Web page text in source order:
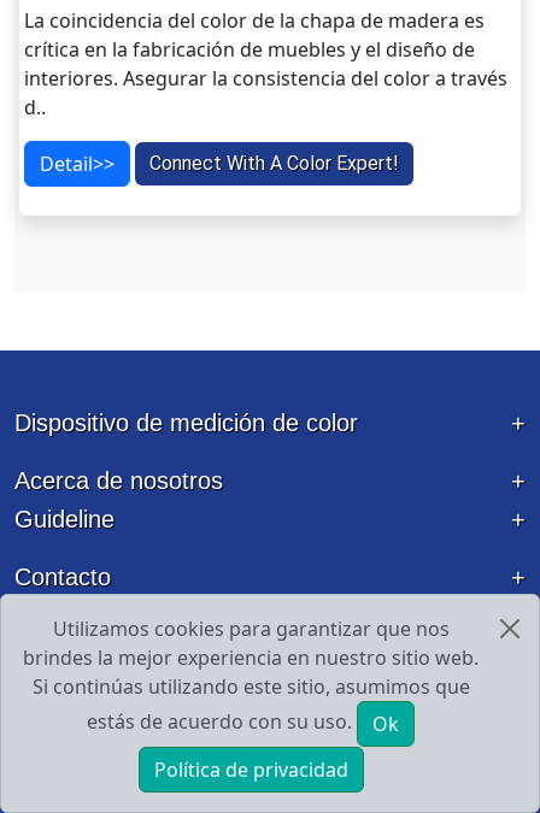
La coincidencia del color de la chapa de madera es
crítica en la fabricación de muebles y el diseño de
interiores. Asegurar la consistencia del color a través
d..
Detail>> Connect With A Color Expert!
Dispositivo de medición de color
Acerca de nosotros
Guideline
Contacto
Espectrofotómetro líder, Colorímetro fabricante en China,
PRODUCTOS E-mail
Utilizamos cookies para garantizar que nos
brindes la mejor experiencia en nuestro sitio web.
Si continúas utilizando este sitio, asumimos que
estás de acuerdo con su uso.
Ok
Política de privacidad